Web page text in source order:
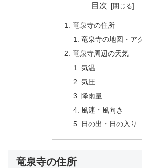
目次
竜泉寺の住所
竜泉寺の地図・ア
竜泉寺周辺の天気
気温
気圧
降雨量
風速・風向き
日の出・日の入り
竜泉寺の住所